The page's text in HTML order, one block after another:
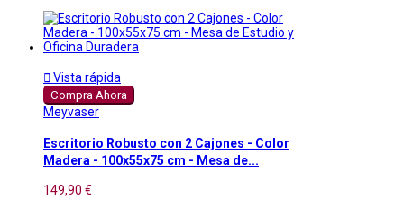
 Vista rápida
Compra Ahora
Meyvaser
Escritorio Robusto con 2 Cajones - Color
Madera - 100x55x75 cm - Mesa de...
149,90 €